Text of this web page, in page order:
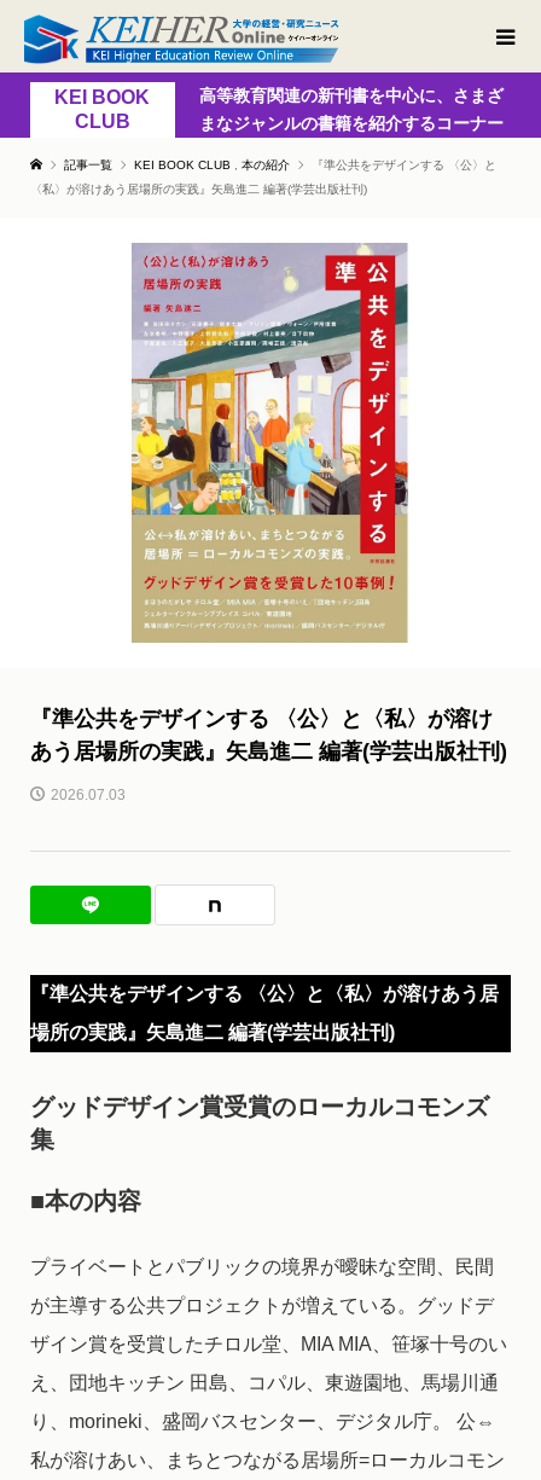
KEI BOOK
CLUB
高等教育関連の新刊書を中心に、さまざ
まなジャンルの書籍を紹介するコーナー
記事一覧 KEI BOOK CLUB 本の紹介
『準公共をデザインする 〈公〉と
〈私〉が溶けあう居場所の実践』矢島進二 編著(学芸出版社刊)
『準公共をデザインする 〈公〉と〈私〉が溶け
あう居場所の実践』矢島進二 編著(学芸出版社刊)
2026.07.03
『準公共をデザインする 〈公〉と〈私〉が溶けあう居
場所の実践』矢島進二 編著(学芸出版社刊)
グッドデザイン賞受賞のローカルコモンズ
集
■本の内容
プライベートとパブリックの境界が曖昧な空間、民間
が主導する公共プロジェクトが増えている。グッドデ
ザイン賞を受賞したチロル堂、MIA MIA、笹塚十号のい
え、団地キッチン 田島、コパル、東遊園地、馬場川通
り、morineki、盛岡バスセンター、デジタル庁。 公⇔
私が溶けあい、まちとつながる居場所=ローカルコモン